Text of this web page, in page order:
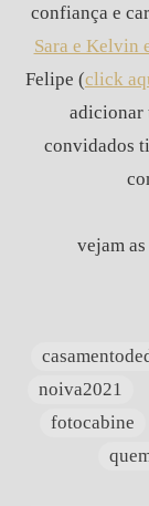
confiança e
Sara e Kelvin
Felipe (click
adicionar
convidados
vejam
noiva2021
fotocabine